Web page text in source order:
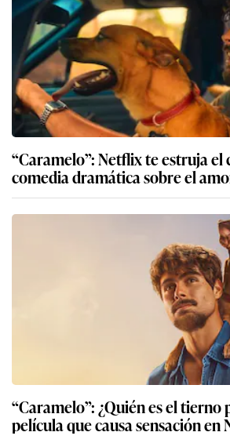
“Caramelo”: Netflix te estruja el
comedia dramática sobre el
“Caramelo”: ¿Quién es el tierno
película que causa sensación en